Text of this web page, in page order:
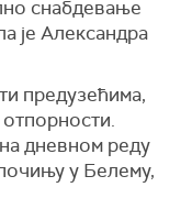
снабдевање
је Александра
предузећима,
дневном реду
у Белему,